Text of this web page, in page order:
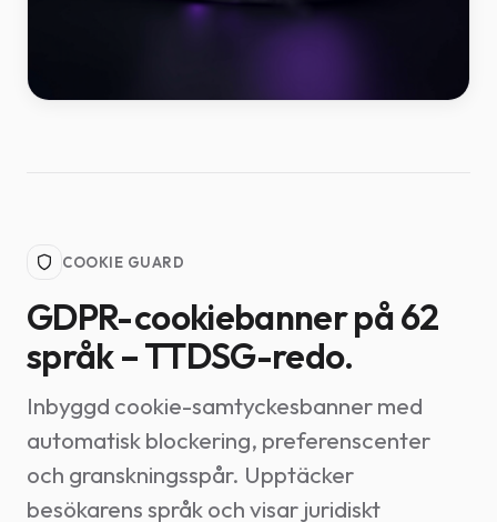
COOKIE GUARD
GDPR-cookiebanner på 62
språk – TTDSG-redo.
Inbyggd cookie-samtyckesbanner med
automatisk blockering, preferenscenter
och granskningsspår. Upptäcker
besökarens språk och visar juridiskt